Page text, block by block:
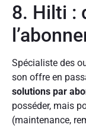
8. Hilti :
Spécialiste des
son offre en
solutions par
posséder, mais
(maintenance,